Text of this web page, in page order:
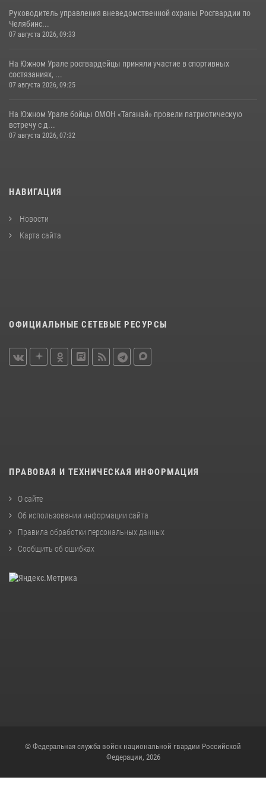
Руководитель управления вневедомственной охраны Росгвардии по
Челябинс...
07 августа 2026, 09:33
На Южном Урале росгвардейцы приняли участие в спортивных
состязаниях, ...
07 августа 2026, 09:25
На Южном Урале бойцы ОМОН «Таганай» провели патриотическую
встречу с д...
07 августа 2026, 07:32
НАВИГАЦИЯ
Новости
Карта сайта
ОФИЦИАЛЬНЫЕ СЕТЕВЫЕ РЕСУРСЫ
ПРАВОВАЯ И ТЕХНИЧЕСКАЯ ИНФОРМАЦИЯ
О сайте
Об использовании информации сайта
Правила обработки персональных данных
Сообщить об ошибках
© Федеральная служба войск национальной гвардии Российской
Федерации, 2026